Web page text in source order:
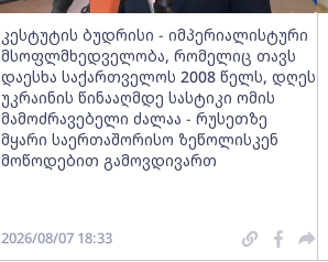
კესტუტის ბუდრისი - იმპერიალისტური
მსოფლმხედველობა, რომელიც თავს
დაესხა საქართველოს 2008 წელს, დღეს
უკრაინის წინააღმდე სასტიკი ომის
მამოძრავებელი ძალაა - რუსეთზე
მყარი საერთაშორისო ზეწოლისკენ
მოწოდებით გამოვდივართ
2026/08/07 18:33